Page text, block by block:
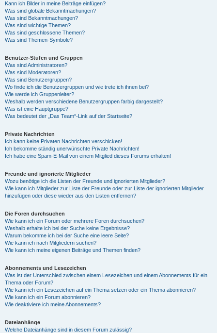
Kann ich Bilder in meine Beiträge einfügen?
Was sind globale Bekanntmachungen?
Was sind Bekanntmachungen?
Was sind wichtige Themen?
Was sind geschlossene Themen?
Was sind Themen-Symbole?
Benutzer-Stufen und Gruppen
Was sind Administratoren?
Was sind Moderatoren?
Was sind Benutzergruppen?
Wo finde ich die Benutzergruppen und wie trete ich ihnen bei?
Wie werde ich Gruppenleiter?
Weshalb werden verschiedene Benutzergruppen farbig dargestellt?
Was ist eine Hauptgruppe?
Was bedeutet der „Das Team“-Link auf der Startseite?
Private Nachrichten
Ich kann keine Privaten Nachrichten verschicken!
Ich bekomme ständig unerwünschte Private Nachrichten!
Ich habe eine Spam-E-Mail von einem Mitglied dieses Forums erhalten!
Freunde und ignorierte Mitglieder
Wozu benötige ich die Listen der Freunde und ignorierten Mitglieder?
Wie kann ich Mitglieder zur Liste der Freunde oder zur Liste der ignorierten Mitglieder
hinzufügen oder diese wieder aus den Listen entfernen?
Die Foren durchsuchen
Wie kann ich ein Forum oder mehrere Foren durchsuchen?
Weshalb erhalte ich bei der Suche keine Ergebnisse?
Warum bekomme ich bei der Suche eine leere Seite?
Wie kann ich nach Mitgliedern suchen?
Wie kann ich meine eigenen Beiträge und Themen finden?
Abonnements und Lesezeichen
Was ist der Unterschied zwischen einem Lesezeichen und einem Abonnements für ein
Thema oder Forum?
Wie kann ich ein Lesezeichen auf ein Thema setzen oder ein Thema abonnieren?
Wie kann ich ein Forum abonnieren?
Wie deaktiviere ich meine Abonnements?
Dateianhänge
Welche Dateianhänge sind in diesem Forum zulässig?